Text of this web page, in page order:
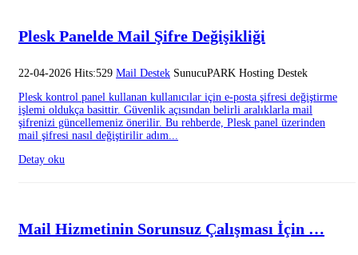
Plesk Panelde Mail Şifre Değişikliği
22-04-2026 Hits:529 Mail Destek SunucuPARK Hosting Destek
Plesk kontrol panel kullanan kullanıcılar için e-posta şifresi değiştirme
işlemi oldukça basittir. Güvenlik açısından belirli aralıklarla mail
şifrenizi güncellemeniz önerilir. Bu rehberde, Plesk panel üzerinden
mail şifresi nasıl değiştirilir adım...
Detay oku
Mail Hizmetinin Sorunsuz Çalışması İçin …